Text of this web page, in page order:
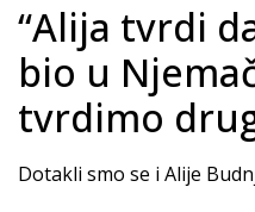
“Alija tvrdi
bio u
tvrdimo
Dotakli smo se i Alije